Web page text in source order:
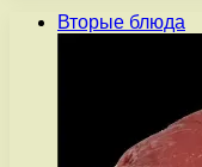
Вторые блюда